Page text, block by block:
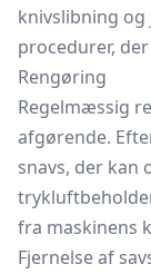
knivslibning
procedurer,
Rengøring
Regelmæssig
afgørende.
snavs, der kan
fra maskinens
Fjernelse af